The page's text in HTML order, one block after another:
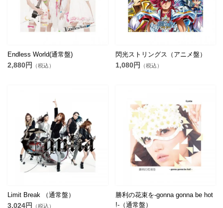
Endless World(通常盤)
2,880円 （税込）
閃光ストリングス（アニメ盤）
1,080円 （税込）
Limit Break （通常盤）
3,024円 （税込）
勝利の花束を-gonna gonna be hot
!-（通常盤）